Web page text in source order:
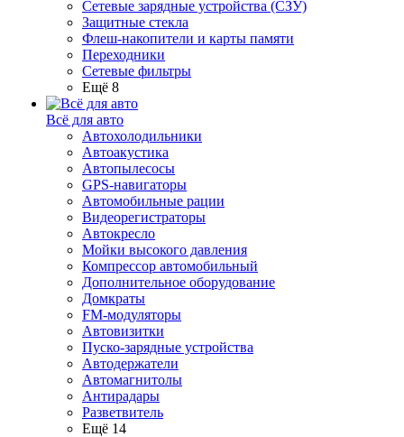
Сетевые зарядные устройства (СЗУ)
Защитные стекла
Флеш-накопители и карты памяти
Переходники
Сетевые фильтры
Ещё 8
Всё для авто
Автохолодильники
Автоакустика
Автопылесосы
GPS-навигаторы
Автомобильные рации
Видеорегистраторы
Автокресло
Мойки высокого давления
Компрессор автомобильный
Дополнительное оборудование
Домкраты
FM-модуляторы
Автовизитки
Пуско-зарядные устройства
Автодержатели
Автомагнитолы
Антирадары
Разветвитель
Ещё 14